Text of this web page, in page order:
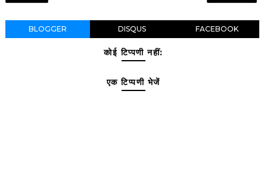
BLOGGER DISQUS FACEBOOK
कोई टिप्पणी नहीं:
एक टिप्पणी भेजें